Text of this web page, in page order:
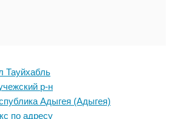
Тауйхабль
р-н
Адыгея (Адыгея)
по адресу